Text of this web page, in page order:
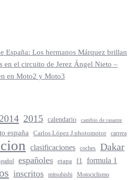
España: Los hermanos Márquez brillan
en el circuito de Jerez Ángel Nieto –
en Moto2 y Moto3
2014 2015 calendario cambio de rasante
españa Carlos López J.photomotor carrera
clasificaciones coches Dakar
españoles etapa f1 formula 1
inscritos mitsubishi Motociclismo